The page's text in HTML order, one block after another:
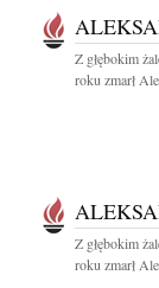
Z głębokim
roku zmarł
Z głębokim
roku zmarł